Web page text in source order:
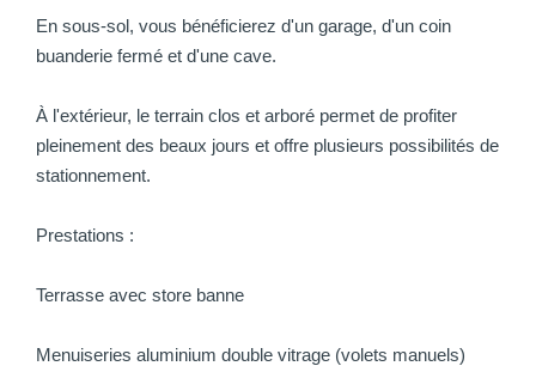
En sous-sol, vous bénéficierez d'un garage, d'un coin
buanderie fermé et d'une cave.
À l'extérieur, le terrain clos et arboré permet de profiter
pleinement des beaux jours et offre plusieurs possibilités de
stationnement.
Prestations :
Terrasse avec store banne
Menuiseries aluminium double vitrage (volets manuels)